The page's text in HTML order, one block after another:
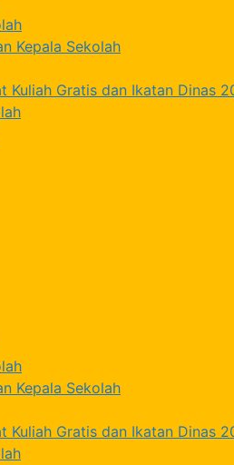
Kepala Sekolah
Kuliah Gratis dan Ikatan Dinas
Kepala Sekolah
Kuliah Gratis dan Ikatan Dinas